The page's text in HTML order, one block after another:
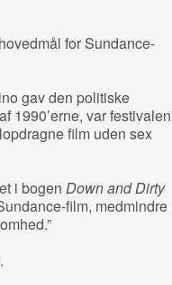
for Sundance-
gav den politiske
1990’erne, var festivalen
film uden sex
i bogen Down and Dirty
film, medmindre